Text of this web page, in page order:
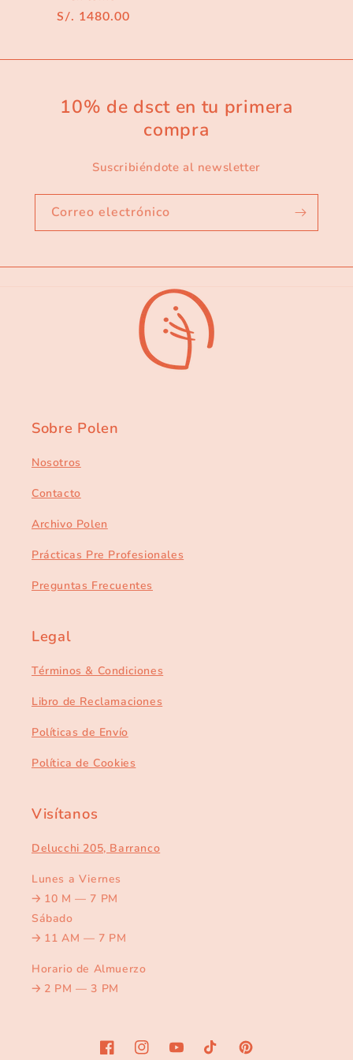
Precio
S/. 1480.00
10% de dsct en tu primera
compra
Suscribiéndote al newsletter
Correo electrónico
Sobre Polen
Nosotros
Contacto
Archivo Polen
Prácticas Pre Profesionales
Preguntas Frecuentes
Legal
Términos & Condiciones
Libro de Reclamaciones
Políticas de Envío
Política de Cookies
Visítanos
Delucchi 205, Barranco
Lunes a Viernes
🡢 10 M — 7 PM
Sábado
🡢 11 AM — 7 PM
Horario de Almuerzo
🡢 2 PM — 3 PM
FacebookInstagramYouTubeTikTok Pinterest